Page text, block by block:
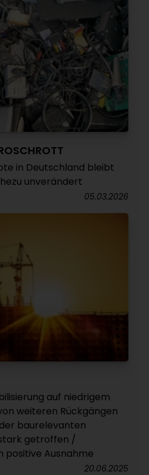
in Deutschland bleibt
unverändert
05.03.2026
auf niedrigem
weiteren Rückgängen
baurelevanten
getroffen /
positive Ausnahme
20.06.2025